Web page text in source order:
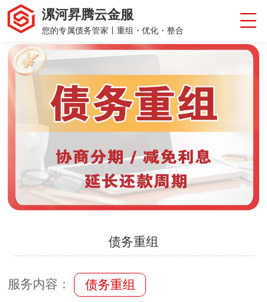
漯河昇腾云金服
您的专属债务管家丨重组・优化・整合
债务重组
服务内容： 债务重组